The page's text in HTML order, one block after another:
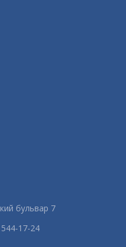
бульвар 7
17-24